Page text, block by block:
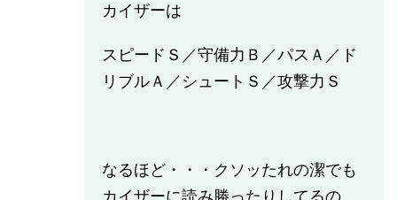
カイザーは
スピードＳ／守備力Ｂ／パスＡ／ド
リブルＡ／シュートＳ／攻撃力Ｓ
なるほど・・・クソッたれの潔でも